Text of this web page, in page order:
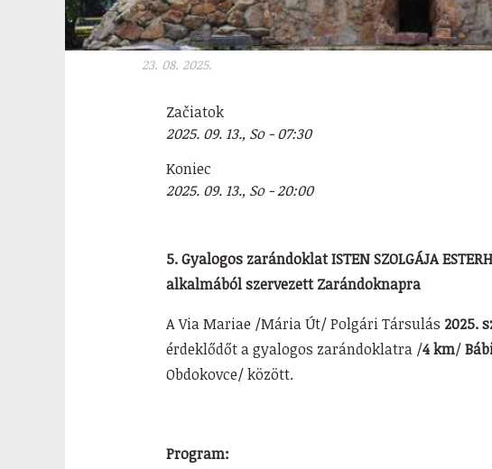
23. 08. 2025.
Začiatok
2025. 09. 13., So - 07:30
Koniec
2025. 09. 13., So - 20:00
5. Gyalogos zarándoklatISTEN SZOLGÁJA
alkalmából szervezett Zarándoknapra
A Via Mariae /Mária Út/ Polgári Társulás 2025.
érdeklődőt a gyalogos zarándoklatra /4 km/
Obdokovce/ között.
Program: